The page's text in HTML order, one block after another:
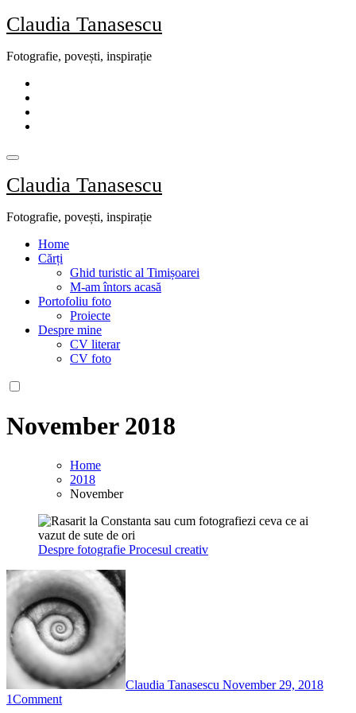
Skip
to
Claudia Tanasescu
Fotografie, povești, inspirație
Claudia Tanasescu
Fotografie, povești, inspirație
Home
Cărți
Ghid turistic al Timișoarei
M-am întors acasă
Portofoliu foto
Proiecte
Despre mine
CV literar
CV foto
November 2018
Home
2018
November
Despre fotografie Procesul creativ
Claudia Tanasescu November 29, 2018
1Comment